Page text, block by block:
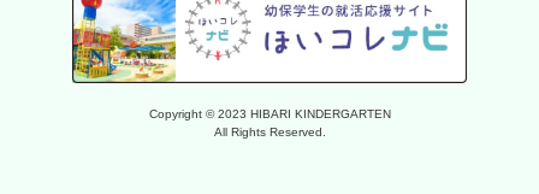
Copyright © 2023 HIBARI KINDERGARTEN
All Rights Reserved.